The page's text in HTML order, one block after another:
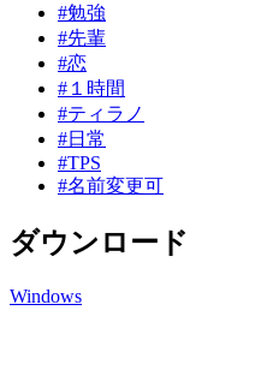
#勉強
#先輩
#恋
#１時間
#ティラノ
#日常
#TPS
#名前変更可
ダウンロード
Windows